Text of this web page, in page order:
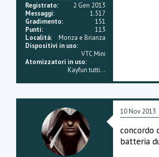
Registrato
2 Gen 2013
Messaggi
1.517
Gradimento
151
Punti
113
Località
Monza e Brianza
Dispositivi in uso
VTC Mini
Atomizzatori in uso
Kayfun tutti...
10 Nov 2013
concordo
batteria